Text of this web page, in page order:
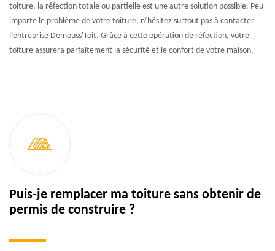
toiture, la réfection totale ou partielle est une autre solution possible. Peu
importe le problème de votre toiture, n’hésitez surtout pas à contacter
l’entreprise Demouss'Toit. Grâce à cette opération de réfection, votre
toiture assurera parfaitement la sécurité et le confort de votre maison.
Puis-je remplacer ma toiture sans obtenir de
permis de construire ?